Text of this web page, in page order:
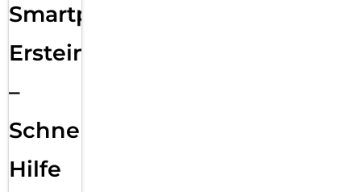
Smartphone
Ersteinrichtung
–
Schnelle
Hilfe